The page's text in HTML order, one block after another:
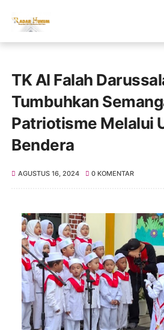
TK Al Falah
Tumbuhkan
Patriotisme Melalui
Bendera
AGUSTUS 16, 2024 0 KOMENTAR